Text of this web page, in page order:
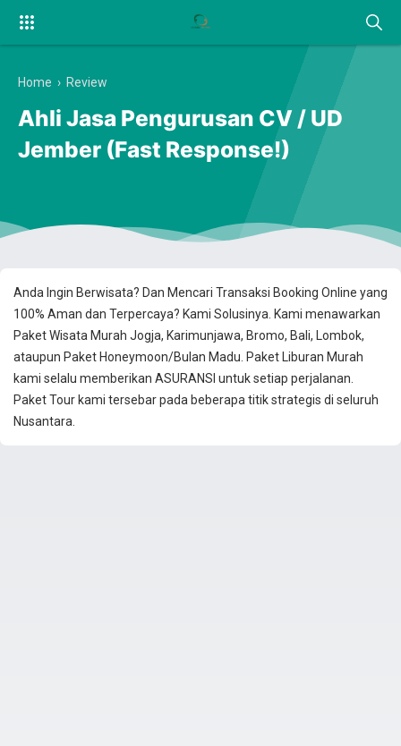
Anda Ingin Berwisata? Dan Mencari Transaksi Booking Online yang
100% Aman dan Terpercaya? Kami Solusinya. Kami menawarkan
Paket Wisata Murah Jogja, Karimunjawa, Bromo, Bali, Lombok,
ataupun Paket Honeymoon/Bulan Madu. Paket Liburan Murah
kami selalu memberikan ASURANSI untuk setiap perjalanan.
Paket Tour kami tersebar pada beberapa titik strategis di seluruh
Nusantara.
Home › Review
Ahli Jasa Pengurusan CV / UD
Jember (Fast Response!)